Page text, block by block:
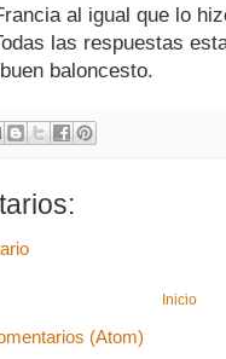
al igual que lo
las respuestas
baloncesto.
Inicio
(Atom)